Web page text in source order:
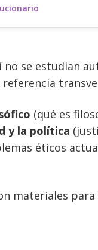
se estudian
(qué es
y la política
éticos
materiales